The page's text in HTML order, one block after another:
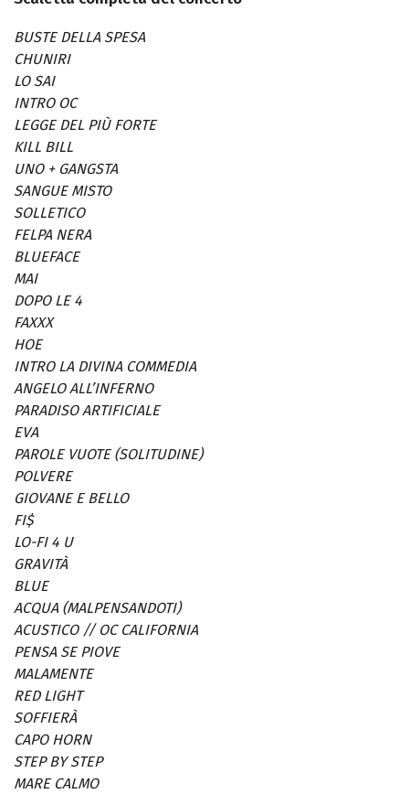
BUSTE DELLA SPESA
CHUNIRI
LO SAI
INTRO OC
LEGGE DEL PIÙ FORTE
KILL BILL
UNO + GANGSTA
SANGUE MISTO
SOLLETICO
FELPA NERA
BLUEFACE
MAI
DOPO LE 4
FAXXX
HOE
INTRO LA DIVINA COMMEDIA
ANGELO ALL’INFERNO
PARADISO ARTIFICIALE
EVA
PAROLE VUOTE (SOLITUDINE)
POLVERE
GIOVANE E BELLO
FI$
LO-FI 4 U
GRAVITÀ
BLUE
ACQUA (MALPENSANDOTI)
ACUSTICO // OC CALIFORNIA
PENSA SE PIOVE
MALAMENTE
RED LIGHT
SOFFIERÀ
CAPO HORN
STEP BY STEP
MARE CALMO